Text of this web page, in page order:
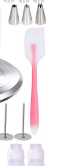
rupture.
&
:
poli
aspect
qui
des
aux